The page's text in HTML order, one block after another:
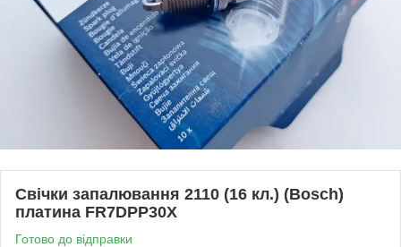
Свічки запалювання 2110 (16 кл.) (Bosch)
платина FR7DPP30X
Готово до відправки